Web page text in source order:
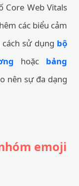
Core Web Vitals
các biểu cảm
sử dụng bộ
hoặc bảng
nên sự đa dạng
emoji